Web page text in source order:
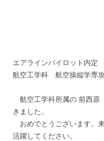
エアラインパイロット内定
航空工学科 航空操縦学専
航空工学科所属の 前西原
きました。
おめでとうございます。
活躍してください。